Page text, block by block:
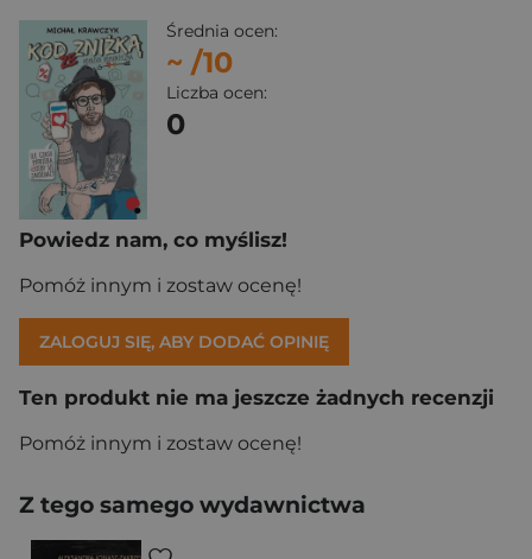
Średnia ocen:
~ /10
Liczba ocen:
0
Powiedz nam, co myślisz!
Pomóż innym i zostaw ocenę!
ZALOGUJ SIĘ, ABY DODAĆ OPINIĘ
Ten produkt nie ma jeszcze żadnych recenzji
Pomóż innym i zostaw ocenę!
Z tego samego wydawnictwa